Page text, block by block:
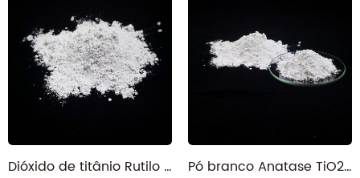
acabamentos de couro, cosméticos e cerâmica.
Dióxido de titânio Rutilo TiO2 de alta estabilidade para tinta Pó branco Anatase TiO2 dióxido de titânio para revestimento